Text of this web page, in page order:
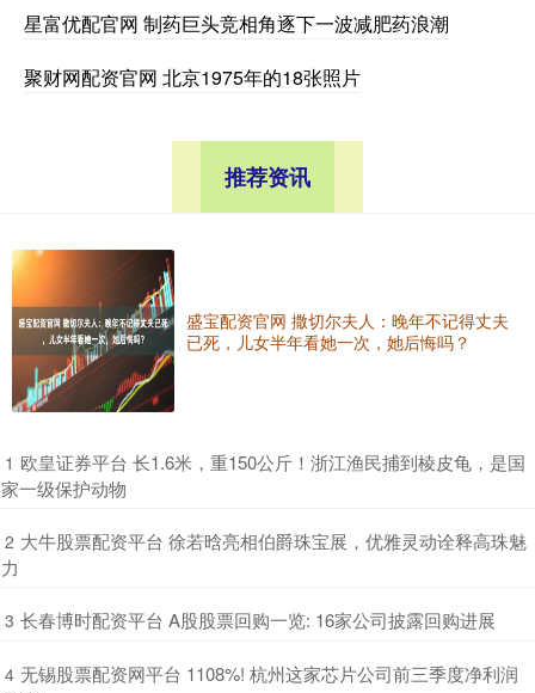
星富优配官网 制药巨头竞相角逐下一波减肥药浪潮
聚财网配资官网 北京1975年的18张照片
推荐资讯
盛宝配资官网 撒切尔夫人：晚年不记得丈夫
已死，儿女半年看她一次，她后悔吗？
1 ​欧皇证券平台 长1.6米，重150公斤！浙江渔民捕到棱皮龟，是国
家一级保护动物
2 ​大牛股票配资平台 徐若晗亮相伯爵珠宝展，优雅灵动诠释高珠魅
力
3 ​长春博时配资平台 A股股票回购一览: 16家公司披露回购进展
4 ​无锡股票配资网平台 1108%! 杭州这家芯片公司前三季度净利润